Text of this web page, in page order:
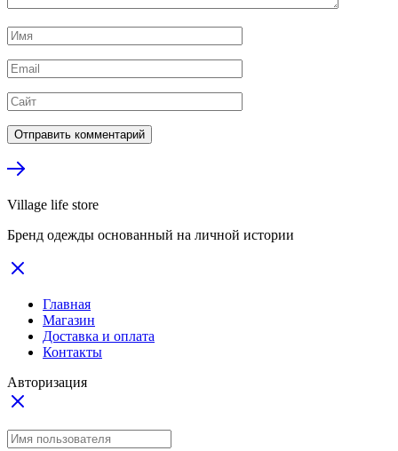
Village life store
Бренд одежды основанный на личной истории
Главная
Магазин
Доставка и оплата
Контакты
Авторизация